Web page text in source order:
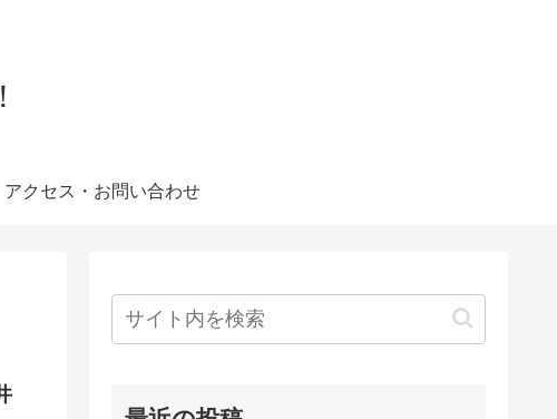
アクセス・お問い合わせ